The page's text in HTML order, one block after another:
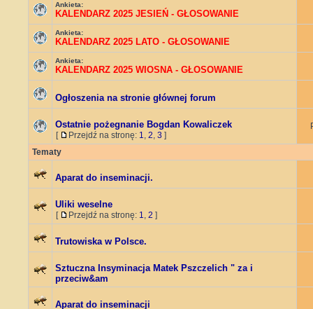
Ankieta:
KALENDARZ 2025 JESIEŃ - GŁOSOWANIE
Ankieta:
KALENDARZ 2025 LATO - GŁOSOWANIE
Ankieta:
KALENDARZ 2025 WIOSNA - GŁOSOWANIE
Ogłoszenia na stronie głównej forum
Ostatnie pożegnanie Bogdan Kowaliczek
[ Przejdź na stronę: 1, 2, 3 ]
Tematy
Aparat do inseminacji.
Uliki weselne
[ Przejdź na stronę: 1, 2 ]
Trutowiska w Polsce.
Sztuczna Insyminacja Matek Pszczelich " za i
przeciw&am
Aparat do inseminacji